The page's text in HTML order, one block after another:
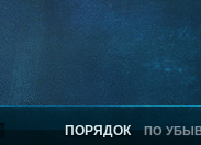
ПОРЯДОК ПО